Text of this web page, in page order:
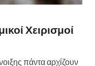
Χειρισμοί
πάντα αρχίζουν